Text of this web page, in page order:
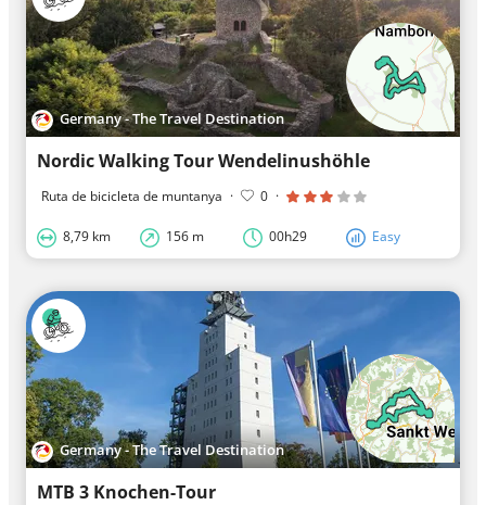
Germany - The Travel Destination
Nordic Walking Tour Wendelinushöhle
Ruta de bicicleta de muntanya · 0 ·
8,79 km 156 m 00h29 Easy
Germany - The Travel Destination
MTB 3 Knochen-Tour